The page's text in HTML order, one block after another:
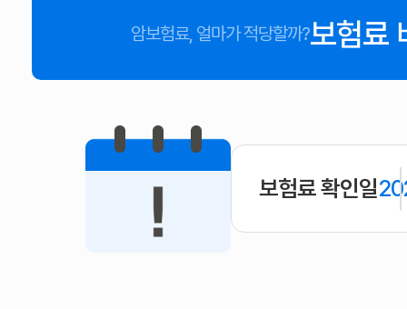
암보험료, 얼마가 적당할까?보험료
보험료 확인일